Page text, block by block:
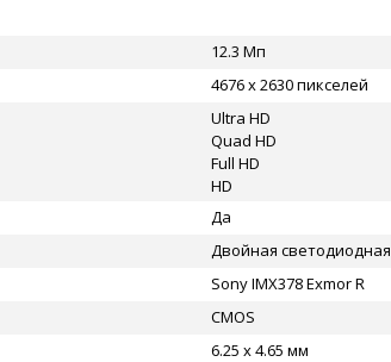
12.3 Мп
4676 x 2630 пикселей
Ultra HD
Quad HD
Full HD
HD
Да
Двойная светодиодная
Sony IMX378 Exmor R
CMOS
6.25 x 4.65 мм